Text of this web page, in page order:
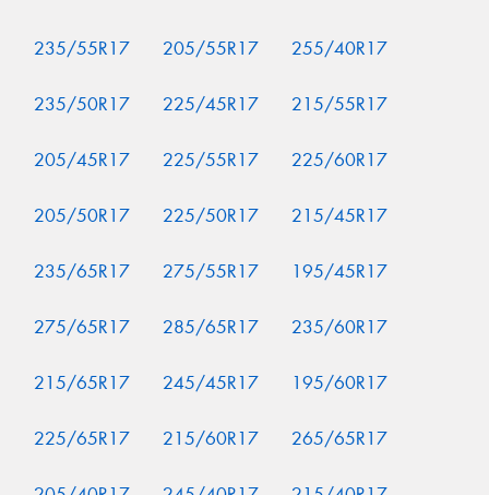
235/55R17 205/55R17 255/40R17
235/50R17 225/45R17 215/55R17
205/45R17 225/55R17 225/60R17
205/50R17 225/50R17 215/45R17
235/65R17 275/55R17 195/45R17
275/65R17 285/65R17 235/60R17
215/65R17 245/45R17 195/60R17
225/65R17 215/60R17 265/65R17